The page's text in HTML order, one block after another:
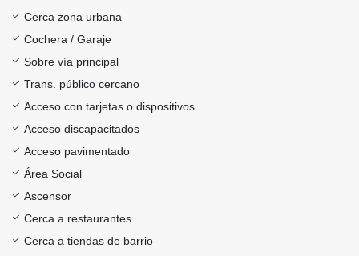
Cerca zona urbana
Cochera / Garaje
Sobre vía principal
Trans. público cercano
Acceso con tarjetas o dispositivos
Acceso discapacitados
Acceso pavimentado
Área Social
Ascensor
Cerca a restaurantes
Cerca a tiendas de barrio